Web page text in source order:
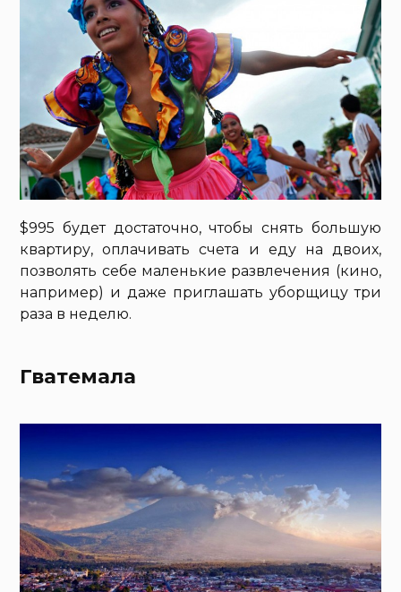
$995 будет достаточно, чтобы снять большую
квартиру, оплачивать счета и еду на двоих,
позволять себе маленькие развлечения (кино,
например) и даже приглашать уборщицу три
раза в неделю.
Гватемала